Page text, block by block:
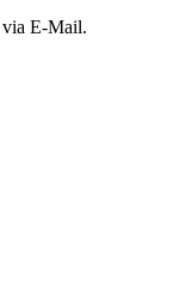
via E-Mail.